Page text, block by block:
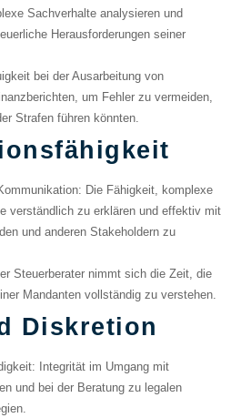
Sachverhalte analysieren und
Herausforderungen seiner
bei der Ausarbeitung von
um Fehler zu vermeiden,
Strafen führen könnten.
: Die Fähigkeit, komplexe
verständlich zu erklären und effektiv mit
und anderen Stakeholdern zu
Steuerberater nimmt sich die Zeit, die
Mandanten vollständig zu verstehen.
Diskretion
: Integrität im Umgang mit
und bei der Beratung zu legalen